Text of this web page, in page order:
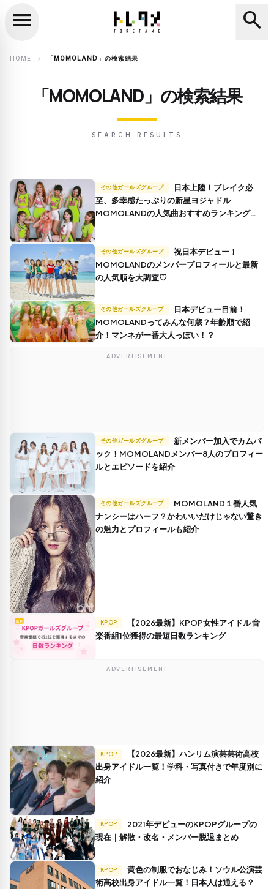
search
menu search
HOME chevron_right 「MOMOLAND」の検索結果
「MOMOLAND」の検索結果
SEARCH RESULTS
その他ガールズグループ
至、多幸感たっぷりの新星ヨジャドル
MOMOLANDの人気曲おすすめランキング
その他ガールズグループ
MOMOLANDのメンバープロフィールと最新
の人気順を大調査♡
その他ガールズグループ
MOMOLANDってみんな何歳？年齢順で紹
介！マンネが一番大人っぽい！？
ADVERTISEMENT
その他ガールズグループ
ック！MOMOLANDメンバー8人のプロフィー
ルとエピソードを紹介
その他ガールズグループ
ナンシーはハーフ？かわいいだけじゃない驚き
の魅力とプロフィールも紹介
KPOP
楽番組1位獲得の最短日数ランキング
ADVERTISEMENT
KPOP
出身アイドル一覧！学科・写真付きで年度別に
紹介
KPOP
現在｜解散・改名・メンバー脱退まとめ
KPOP
術高校出身アイドル一覧！日本人は通える？